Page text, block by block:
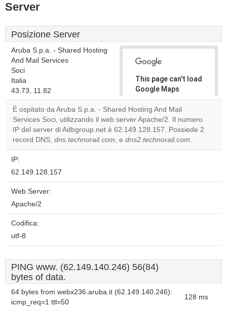
Server
Posizione Server
Aruba S.p.a. - Shared Hosting
And Mail Services
Soci
Italia
43.73, 11.82
This page can't load
Google Maps
correctly.
Do you
own this
website?
OK
È ospitato da Aruba S.p.a. - Shared Hosting And Mail
Services Soci, utilizzando il web server Apache/2. Il numero
IP del server di Adbgroup.net è 62.149.128.157. Possiede 2
record DNS, dns.technorail.com, e dns2.technorail.com.
IP:
62.149.128.157
Web Server:
Apache/2
Codifica:
utf-8
PING www. (62.149.140.246) 56(84)
bytes of data.
64 bytes from webx236.aruba.it (62.149.140.246):
icmp_req=1 ttl=50
128 ms